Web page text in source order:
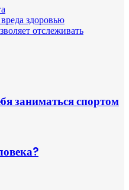
заниматься спортом